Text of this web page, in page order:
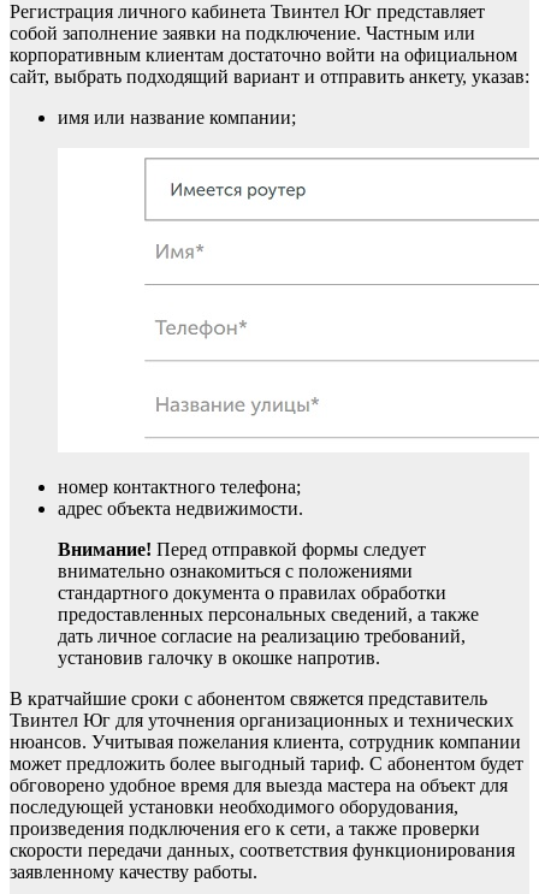
Регистрация личного кабинета Твинтел Юг представляет
собой заполнение заявки на подключение. Частным или
корпоративным клиентам достаточно войти на официальном
сайт, выбрать подходящий вариант и отправить анкету, указав:
имя или название компании;
номер контактного телефона;
адрес объекта недвижимости.
Внимание! Перед отправкой формы следует
внимательно ознакомиться с положениями
стандартного документа о правилах обработки
предоставленных персональных сведений, а также
дать личное согласие на реализацию требований,
установив галочку в окошке напротив.
В кратчайшие сроки с абонентом свяжется представитель
Твинтел Юг для уточнения организационных и технических
нюансов. Учитывая пожелания клиента, сотрудник компании
может предложить более выгодный тариф. С абонентом будет
обговорено удобное время для выезда мастера на объект для
последующей установки необходимого оборудования,
произведения подключения его к сети, а также проверки
скорости передачи данных, соответствия функционирования
заявленному качеству работы.